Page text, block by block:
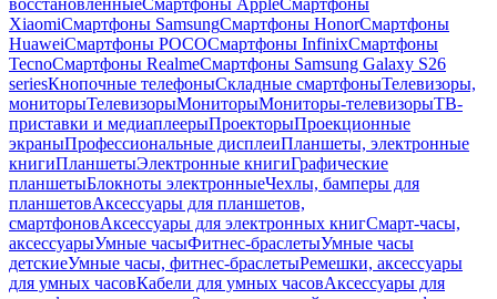
восстановленныеСмартфоны AppleСмартфоны
XiaomiСмартфоны SamsungСмартфоны HonorСмартфоны
HuaweiСмартфоны POCOСмартфоны InfinixСмартфоны
TecnoСмартфоны RealmeСмартфоны Samsung Galaxy S26
seriesКнопочные телефоныСкладные смартфоныТелевизоры,
мониторыТелевизорыМониторыМониторы-телевизорыТВ-
приставки и медиаплеерыПроекторыПроекционные
экраныПрофессиональные дисплеиПланшеты, электронные
книгиПланшетыЭлектронные книгиГрафические
планшетыБлокноты электронныеЧехлы, бамперы для
планшетовАксессуары для планшетов,
смартфоновАксессуары для электронных книгСмарт-часы,
аксессуарыУмные часыФитнес-браслетыУмные часы
детскиеУмные часы, фитнес-браслетыРемешки, аксессуары
для умных часовКабели для умных часовАксессуары для